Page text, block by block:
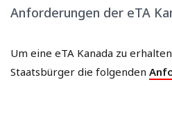
Anforderungen der eTA
Um eine eTA Kanada zu
Staatsbürger die folgenden